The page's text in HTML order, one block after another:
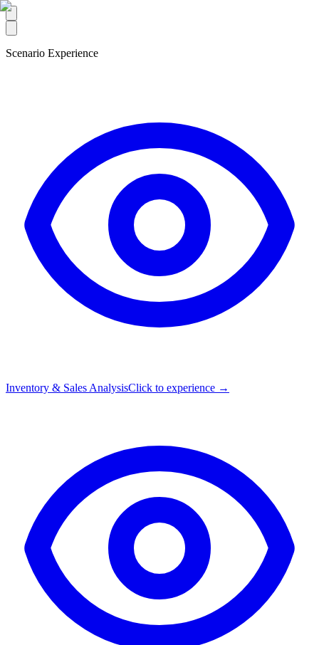
Scenario Experience
Inventory & Sales AnalysisClick to experience →